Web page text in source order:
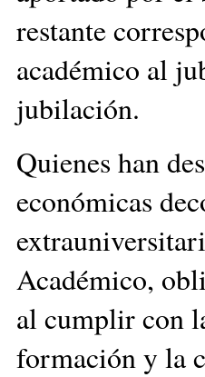
restante
académico al
jubilación.
Quienes han
económicas
Académico,
al cumplir con
formación y la